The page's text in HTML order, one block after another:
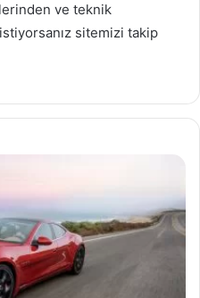
ve teknik
sitemizi takip